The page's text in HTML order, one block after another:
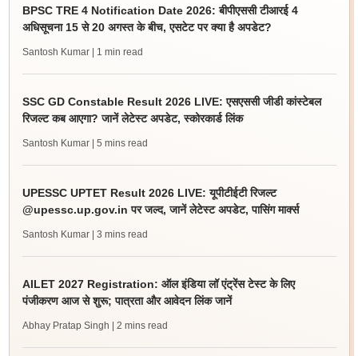
BPSC TRE 4 Notification Date 2026: बीपीएससी टीआरई 4
अधिसूचना 15 से 20 अगस्त के बीच, एसटेट पर क्या है अपडेट?
Santosh Kumar | 1 min read
SSC GD Constable Result 2026 LIVE: एसएससी जीडी कांस्टेबल
रिजल्ट कब आएगा? जानें लेटेस्ट अपडेट, स्कोरकार्ड लिंक
Santosh Kumar | 5 mins read
UPESSC UPTET Result 2026 LIVE: यूपीटीईटी रिजल्ट
@upessc.up.gov.in पर जल्द, जानें लेटेस्ट अपडेट, पासिंग मार्क्स
Santosh Kumar | 3 mins read
AILET 2027 Registration: ऑल इंडिया लॉ एंट्रेंस टेस्ट के लिए
पंजीकरण आज से शुरू; पात्रता और आवेदन लिंक जानें
Abhay Pratap Singh | 2 mins read